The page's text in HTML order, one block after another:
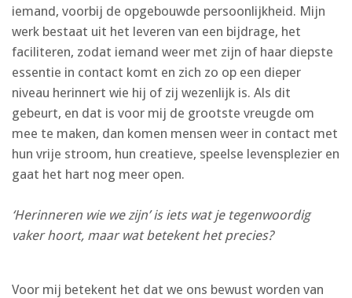
iemand, voorbij de opgebouwde persoonlijkheid. Mijn
werk bestaat uit het leveren van een bijdrage, het
faciliteren, zodat iemand weer met zijn of haar diepste
essentie in contact komt en zich zo op een dieper
niveau herinnert wie hij of zij wezenlijk is. Als dit
gebeurt, en dat is voor mij de grootste vreugde om
mee te maken, dan komen mensen weer in contact met
hun vrije stroom, hun creatieve, speelse levensplezier en
gaat het hart nog meer open.
‘Herinneren wie we zijn’ is iets wat je tegenwoordig
vaker hoort, maar wat betekent het precies?
Voor mij betekent het dat we ons bewust worden van